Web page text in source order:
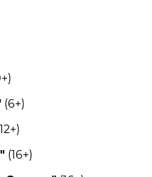
(6+)
(16+)